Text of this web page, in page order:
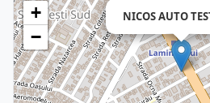
NICOS AUTO
+
−